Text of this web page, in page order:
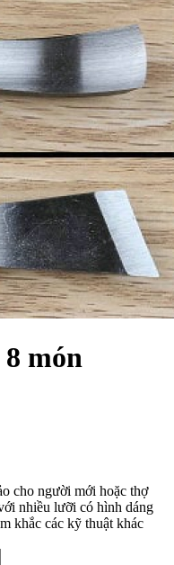
8 món
cho người mới hoặc thợ
nhiều lưỡi có hình dáng
khắc các kỹ thuật khác